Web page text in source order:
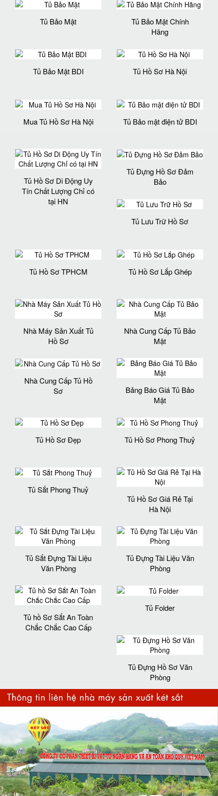
Tủ Bảo Mật
Tủ Bảo Mật Chính
Hãng
Tủ Bảo Mật BDI Tủ Hồ Sơ Hà Nội
Mua Tủ Hồ Sơ Hà Nội Tủ Bảo mật điện tử BDI
Tủ Hồ Sơ Di Động Uy
Tín Chất Lượng Chỉ có
tại HN
Tủ Đựng Hồ Sơ Đảm
Bảo
Tủ Lưu Trữ Hồ Sơ
Tủ Hồ Sơ TPHCM Tủ Hồ Sơ Lắp Ghép
Nhà Máy Sản Xuất Tủ
Hồ Sơ
Nhà Cung Cấp Tủ Bảo
Mật
Nhà Cung Cấp Tủ Hồ
Sơ
Bảng Báo Giá Tủ Bảo
Mật
Tủ Hồ Sơ Đẹp Tủ Hồ Sơ Phong Thuỷ
Tủ Sắt Phong Thuỷ
Tủ Hồ Sơ Giá Rẻ Tại
Hà Nội
Tủ Sắt Đựng Tài Liệu
Văn Phòng
Tủ Đựng Tài Liệu Văn
Phòng
Tủ hồ Sơ Sắt An Toàn
Chắc Chắc Cao Cấp
Tủ Folder
Tủ Đựng Hồ Sơ Văn
Phòng